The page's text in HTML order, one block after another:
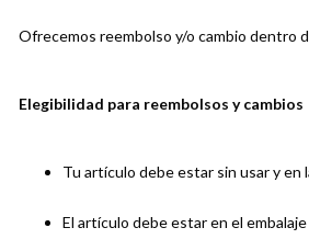
Ofrecemos reembolso y/o cambio dentro
Elegibilidad para reembolsos y cambios
Tu artículo debe estar sin usar y en
El artículo debe estar en el